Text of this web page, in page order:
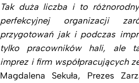
Tak duża liczba i to
perfekcyjnej organizacji
przygotowań jak i podczas
tylko pracowników hali, ale
imprez i firm współpracujących
Magdalena Sekuła, Prezes